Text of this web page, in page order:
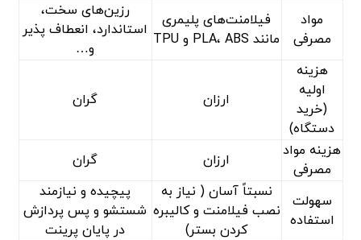
مواد
مصرفی
فیلامنت‌های پلیمری
مانند PLA، ABS و TPU
رزین‌های سخت،
استاندارد، انعطاف پذیر
و…
هزینه
اولیه
(خرید
دستگاه)
ارزان گران
هزینه مواد
مصرفی
ارزان گران
سهولت
استفاده
نسبتاً آسان ( نیاز به
نصب فیلامنت و کالیبره
کردن بستر)
پیچیده و نیازمند
شستشو و پس پردازش
در پایان پرینت